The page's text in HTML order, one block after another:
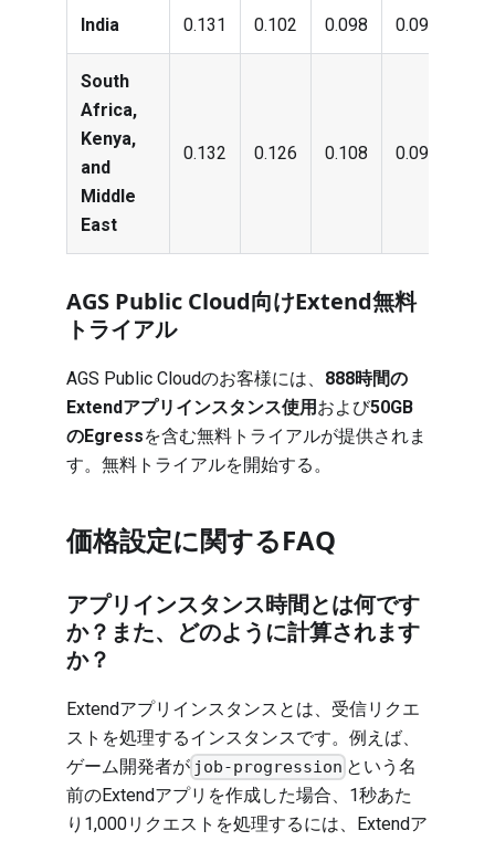
India 0.131 0.102 0.098 0.096
South
Africa,
Kenya,
and
Middle
East
0.132 0.126 0.108 0.096
AGS Public Cloud向けExtend無料
トライアル
AGS Public Cloudのお客様には、 888時間の
Extendアプリインスタンス使用 および50GB
のEgressを含む無料トライアルが提供されま
す。 無料トライアルを開始する。
価格設定に関するFAQ
アプリインスタンス時間とは何です
か？また、どのように計算されます
か？
Extendアプリインスタンスとは、受信リクエ
ストを処理するインスタンスです。例えば、
ゲーム開発者が job-progression という名
前のExtendアプリを作成した場合、1秒あた
り1,000リクエストを処理するには、Extendア